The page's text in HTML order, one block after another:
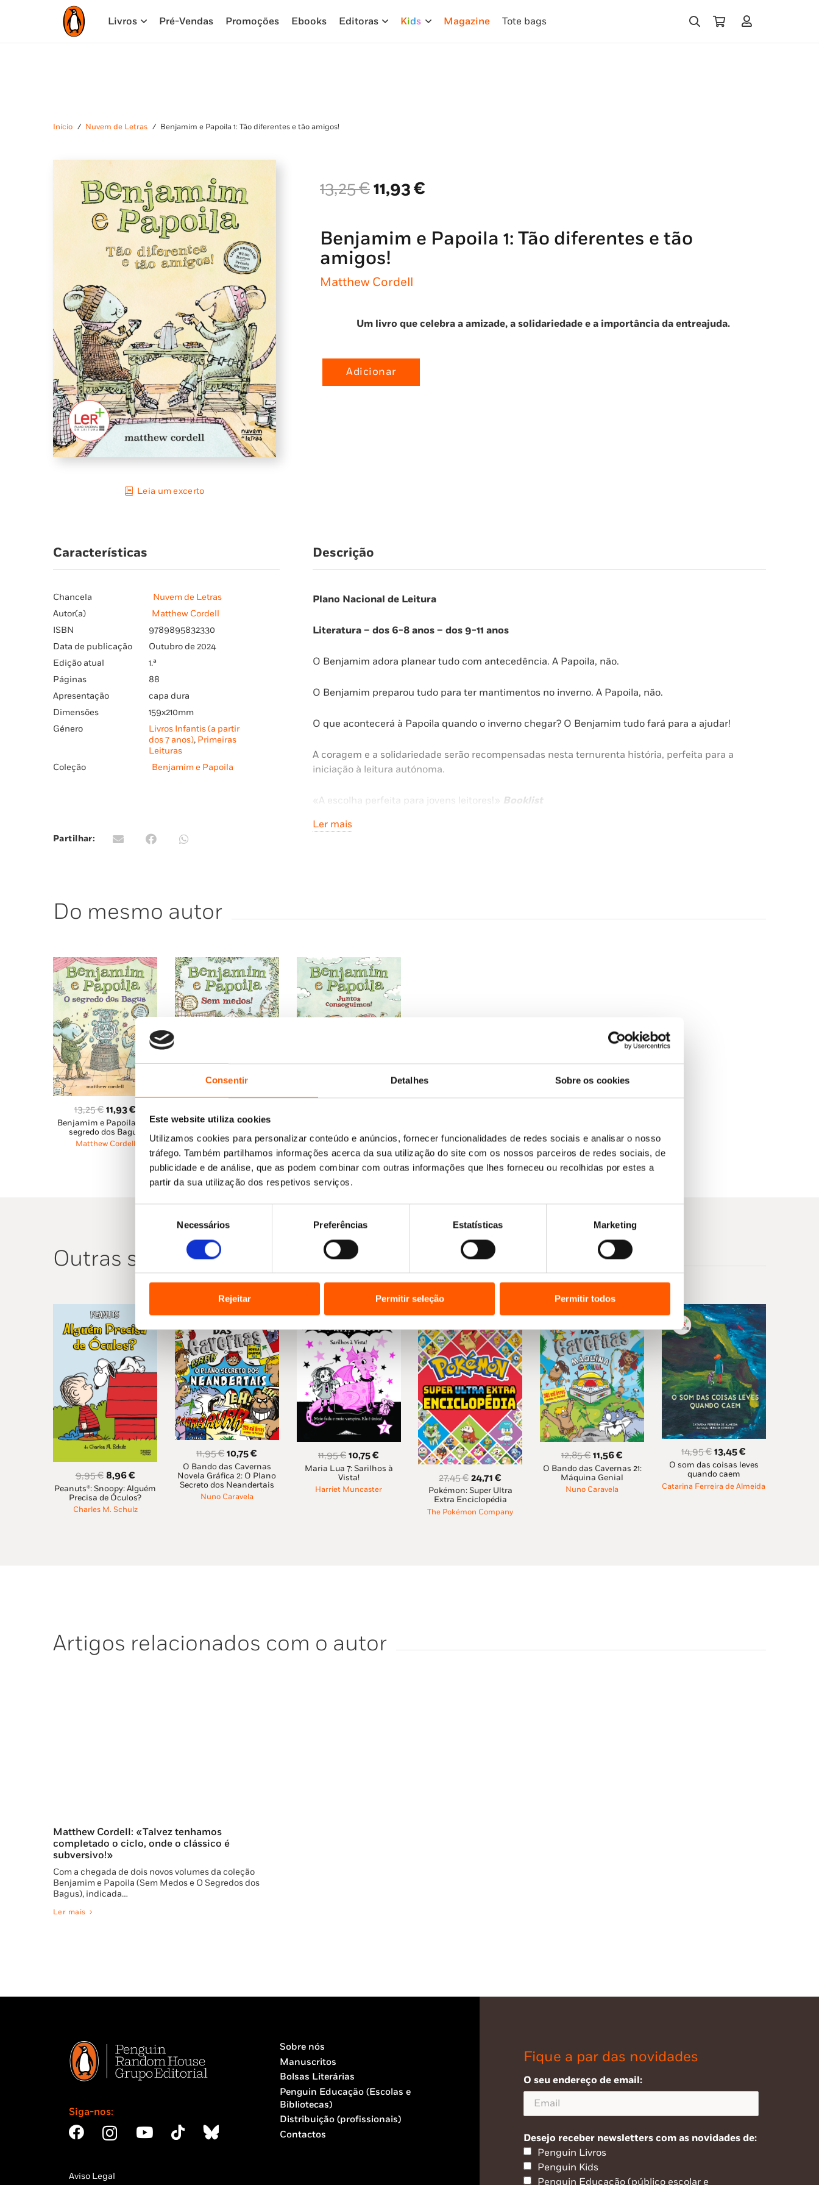
Consentir Detalhes Sobre os cookies
Este website utiliza cookies
Utilizamos cookies para personalizar conteúdo e anúncios, fornecer funcionalidades de redes sociais e analisar o nosso
tráfego. Também partilhamos informações acerca da sua utilização do site com os nossos parceiros de redes sociais, de
publicidade e de análise, que as podem combinar com outras informações que lhes forneceu ou recolhidas por estes a
partir da sua utilização dos respetivos serviços.
consentimento
Necessários Preferências Estatísticas Marketing
Rejeitar Permitir seleção Permitir todos
Livros Pré-Vendas Promoções Ebooks Editoras Kids Magazine Tote bags
Início / Nuvem de Letras / Benjamim e Papoila 1: Tão diferentes e tão amigos!
Leia um excerto
13,25€O
preço
era:
13,25 €.
11,93€
é:
11,93 €.
Benjamim e Papoila 1: Tão diferentes e tão
amigos!
Matthew Cordell
Um livro que celebra a amizade, a solidariedade e a importância da entreajuda.
Quantidade
Adicionar
Características
Chancela
Nuvem de Letras
Autor(a)
Matthew Cordell
ISBN
9789895832330
Data de publicação
Outubro de 2024
Edição atual
1.ª
Páginas
88
Apresentação
capa dura
Dimensões
159x210mm
Género
Livros Infantis (a partir
dos 7 anos), Primeiras
Leituras
Coleção
Benjamim e Papoila
Partilhar:
Descrição
Plano Nacional de Leitura
Literatura – dos 6-8 anos – dos 9-11 anos
O Benjamim adora planear tudo com antecedência. A Papoila, não.
O Benjamim preparou tudo para ter mantimentos no inverno. A Papoila, não.
O que acontecerá à Papoila quando o inverno chegar? O Benjamim tudo fará para a ajudar!
A coragem e a solidariedade serão recompensadas nesta ternurenta história, perfeita para a
iniciação à leitura autónoma.
«A escolha perfeita para jovens leitores!» Booklist
PRÉMIO WHITE RAVENS
Elogios da crítica:
«As ilustrações de Cordell, feitas a tinta da China com aguarela, são cheias de energia e captam
maravilhosamente o dinamismo, a camaradagem fácil e os rostos expressivos… Delicioso.»
Reviews
Ler mais
Do mesmo autor
13,25€ O
preço
original
11,93€
preço
atual
11,93 €.
Benjamim e Papoila 4: O
segredo dos Bagus
Matthew Cordell
preço
original
era:
13,25 €.
preço
atual
é:
11,93 €.
Benjamim e Papoila 3:
Matthew Cordell
original
era:
13,25 €.
atual
é:
11,93 €.
Matthew Cordell
Outras sugestões
9,95€ O
preço
original
8,96€O
preço
atual
Peanuts®: Snoopy: Alguém
Precisa de Óculos?
Charles M. Schulz
11,95€O
preço
original
era:
10,75€
preço
atual
O Bando das Cavernas
Novela Gráfica 2: O Plano
Secreto dos Neandertais
Nuno Caravela
11,95€ O
preço
original
10,75€
preço
Maria Lua 7: Sarilhos à
Vista!
Harriet Muncaster
27,45€O
preço
original
24,71€
preço
Pokémon: Super Ultra
Extra Enciclopédia
The Pokémon Company
12,85€ O
preço
original
11,56€
preço
atual
O Bando das Cavernas 21:
Máquina Genial
Nuno Caravela
14,95€O
preço
original
13,45€
preço
atual
O som das coisas leves
quando caem
Catarina Ferreira de Almeida
Artigos relacionados com o autor
Matthew Cordell: «Talvez tenhamos
completado o ciclo, onde o clássico é
subversivo!»
Com a chegada de dois novos volumes da coleção
Benjamim e Papoila (Sem Medos e O Segredos dos
Bagus), indicada…
Ler mais
Siga-nos:
Aviso Legal
Sobre nós
Manuscritos
Bolsas Literárias
Penguin Educação (Escolas e
Bibliotecas)
Distribuição (profissionais)
Contactos
Fique a par das novidades
O seu endereço de email:
Desejo receber newsletters com as novidades de:
Penguin Livros
Penguin Kids
Penguin Educação (público escolar e